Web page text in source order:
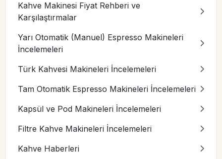
Kahve Makinesi Fiyat Rehberi ve
Karşılaştırmalar
Yarı Otomatik (Manuel) Espresso Makineleri
İncelemeleri
Türk Kahvesi Makineleri İncelemeleri
Tam Otomatik Espresso Makineleri İncelemeleri
Kapsül ve Pod Makineleri İncelemeleri
Filtre Kahve Makineleri İncelemeleri
Kahve Haberleri